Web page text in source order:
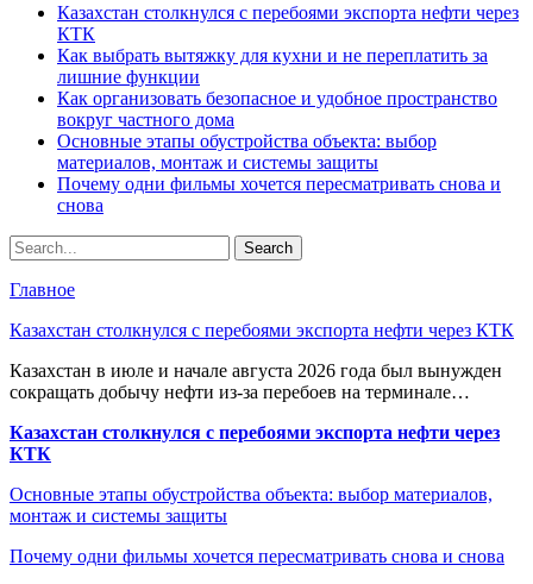
Казахстан столкнулся с перебоями экспорта нефти через
КТК
Как выбрать вытяжку для кухни и не переплатить за
лишние функции
Как организовать безопасное и удобное пространство
вокруг частного дома
Основные этапы обустройства объекта: выбор
материалов, монтаж и системы защиты
Почему одни фильмы хочется пересматривать снова и
снова
Главное
Казахстан столкнулся с перебоями экспорта нефти через КТК
Казахстан в июле и начале августа 2026 года был вынужден
сокращать добычу нефти из-за перебоев на терминале…
Казахстан столкнулся с перебоями экспорта нефти через
КТК
Основные этапы обустройства объекта: выбор материалов,
монтаж и системы защиты
Почему одни фильмы хочется пересматривать снова и снова